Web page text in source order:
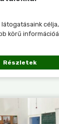
körű
Részletek